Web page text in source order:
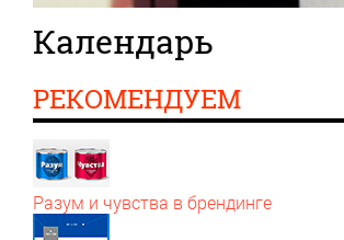
Календарь
РЕКОМЕНДУЕМ
Разум и чувства в брендинге